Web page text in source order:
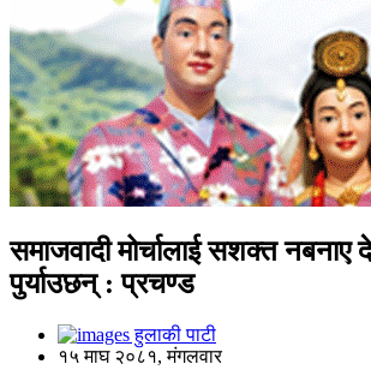
समाजवादी मोर्चालाई सशक्त नबनाए
पुर्याउछन् : प्रचण्ड
हुलाकी पाटी
१५ माघ २०८१, मंगलवार